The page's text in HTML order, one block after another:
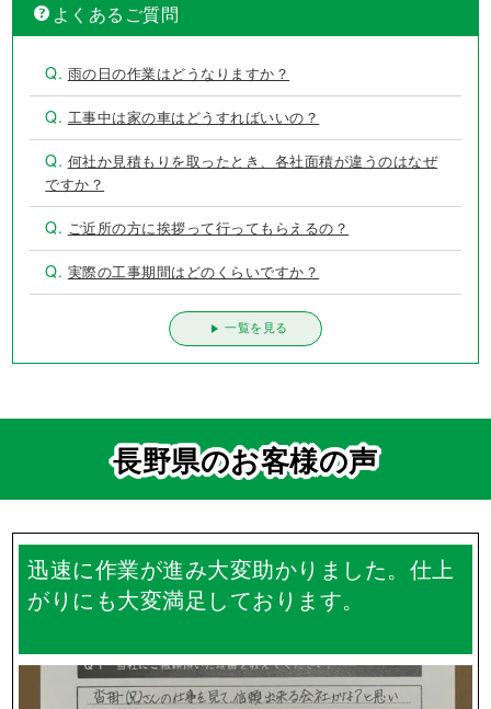
外壁塗装、屋根塗装の失敗例 第4位は？
一覧を見る